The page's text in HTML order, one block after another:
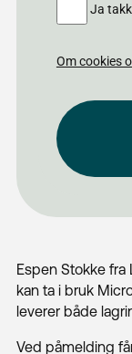
Next
Fjernhjelp WIN
Ja
Om cookies
Espen Stokke
kan ta i bruk
leverer både
Ved påmelding